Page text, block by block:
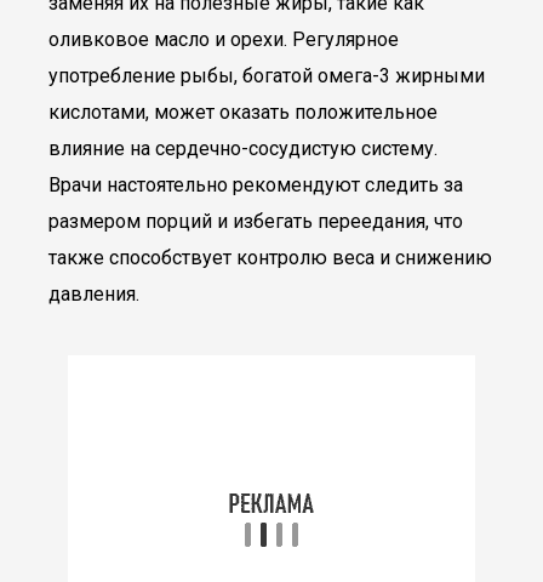
оливковое масло и орехи. Регулярное
употребление рыбы, богатой омега-3 жирными
кислотами, может оказать положительное
влияние на сердечно-сосудистую систему.
Врачи настоятельно рекомендуют следить за
размером порций и избегать переедания, что
также способствует контролю веса и снижению
давления.